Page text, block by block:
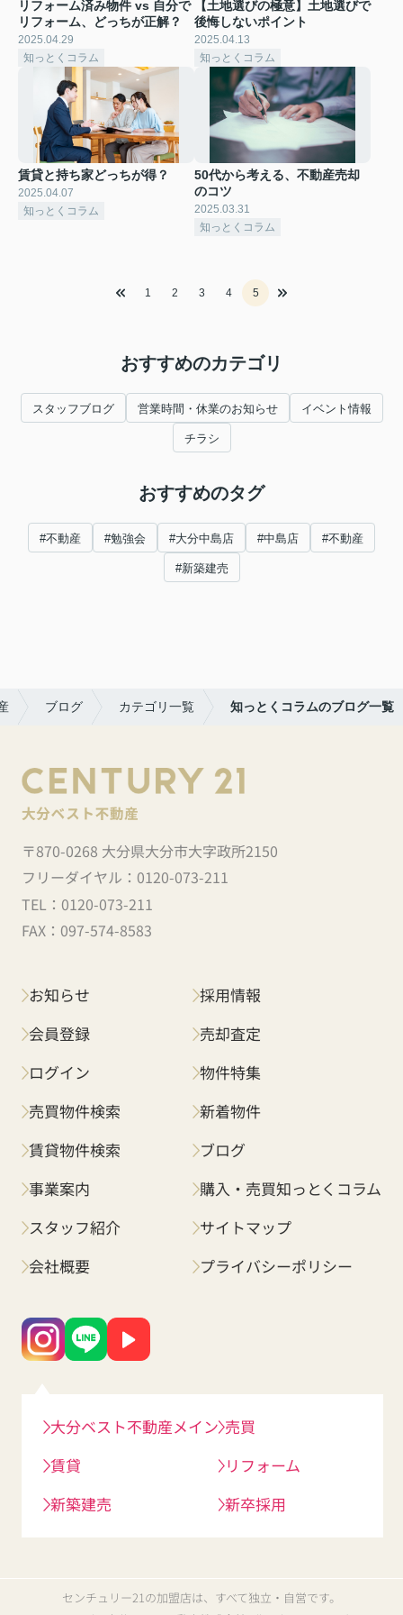
リフォーム済み物件 vs 自分で
リフォーム、どっちが正解？
2025.04.29
知っとくコラム
【土地選びの極意】土地選びで
後悔しないポイント
2025.04.13
知っとくコラム
賃貸と持ち家どっちが得？
2025.04.07
知っとくコラム
50代から考える、不動産売却
のコツ
2025.03.31
知っとくコラム
1 2 3 4 5
おすすめのカテゴリ
スタッフブログ 営業時間・休業のお知らせ イベント情報
チラシ
おすすめのタグ
#不動産 #勉強会 #大分中島店 #中島店 #不動産
#新築建売
ブログ カテゴリ一覧 知っとくコラムのブログ一覧
〒870-0268 大分県大分市大字政所2150
フリーダイヤル： 0120-073-211
TEL： 0120-073-211
FAX： 097-574-8583
お知らせ
会員登録
ログイン
売買物件検索
賃貸物件検索
事業案内
スタッフ紹介
会社概要
採用情報
売却査定
物件特集
新着物件
ブログ
購入・売買知っとくコラム
サイトマップ
プライバシーポリシー
大分ベスト不動産メイン
賃貸
新築建売
売買
リフォーム
新卒採用
センチュリー21の加盟店は、すべて独立・自営です。